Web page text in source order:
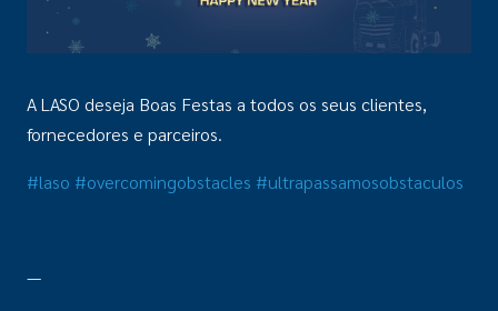
A LASO deseja Boas Festas a todos os seus clientes,
fornecedores e parceiros.
#laso #overcomingobstacles #ultrapassamosobstaculos
—